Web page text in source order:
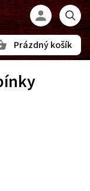
Prázdný košík